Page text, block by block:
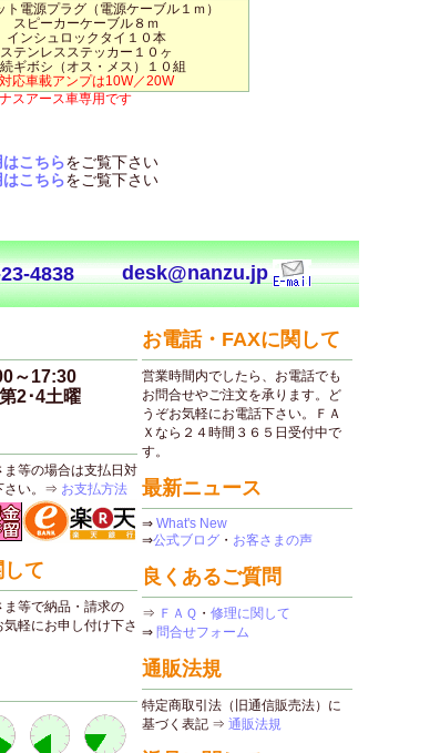
ト電源プラグ（電源ケーブル１ｍ）
スピーカーケーブル８ｍ
インシュロックタイ１０本
ステンレスステッカー１０ヶ
ギボシ（オス・メス）１０組
対応車載アンプは10W／20W
スアース車専用です
はこちらをご覧下さい
はこちらをご覧下さい